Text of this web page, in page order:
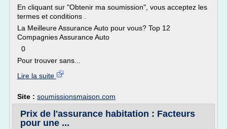
En cliquant sur "Obtenir ma soumission", vous acceptez les
termes et conditions .
La Meilleure Assurance Auto pour vous? Top 12
Compagnies Assurance Auto
0
Pour trouver sans...
Lire la suite
Site : soumissionsmaison.com
Prix de l'assurance habitation : Facteurs
pour une ...